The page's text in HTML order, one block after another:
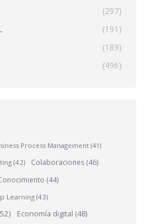
(297)
(191)
(189)
(496)
Process Management (41)
(42) Colaboraciones (46)
(44)
Learning (43)
Economía digital (48)